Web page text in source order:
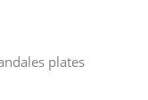
plates